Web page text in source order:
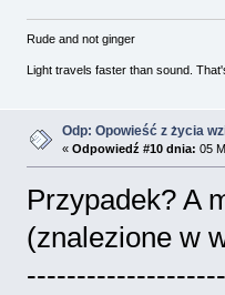
Rude and not ginger
Light travels faster than sound.
Odp: Opowieść z życia
« Odpowiedź #10 dnia: 05
Przypadek? A
(znalezione w